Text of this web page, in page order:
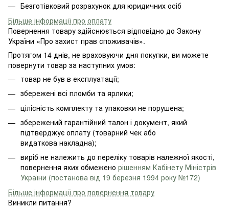
Безготівковий розрахунок для юридичних осіб
Більше інформації про оплату
Повернення товару здійснюється відповідно до Закону
України «Про захист прав споживачів».
Протягом 14 днів, не враховуючи дня покупки, ви можете
повернути товар за наступних умов:
товар не був в експлуатації;
збережені всі пломби та ярлики;
цілісність комплекту та упаковки не порушена;
збережений гарантійний талон і документ, який
підтверджує оплату (товарний чек або
видаткова накладна);
виріб не належить до переліку товарів належної якості,
повернення яких обмежено рішенням Кабінету Міністрів
України (постанова від 19 березня 1994 року №172)
Більше інформації про повернення товару
Виникли питання?